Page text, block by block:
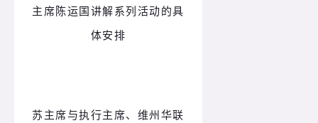
主席陈运国讲解系列活动的具
体安排
苏主席与执行主席、维州华联